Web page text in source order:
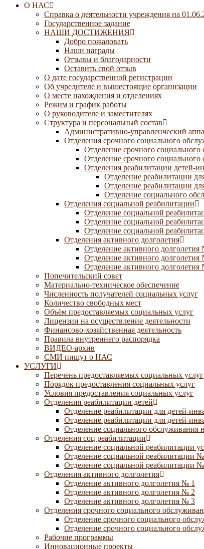
О НАС
Справка о деятельности учреждения на
Государственное задание
НАШИ ДОСТИЖЕНИЯ
Добро пожаловать
Наши награды
Отзывы и благодарности
Оставить свой отзыв
О дате государственной регистрации
Об учредителе и вышестоящие организации
О месте нахождения и отделениях
Режим и график работы
О руководителе и заместителях
Структура и персональный состав
Административно-управленческий
Отделения срочного социального
Отделение срочного
Отделение срочного
Отделения реабилитации детей-
Отделение реабилитации
Отделение реабилитации
Отделение социального
Отделения социальной реабилитации
Отделение социальной
Отделение социальной
Отделение социальной
Отделения активного долголетия
Отделение активного
Отделение активного
Отделение активного
Попечительский совет
Материально-техническое обеспечение
Численность получателей социальных услуг
Количество свободных мест
Объём предоставляемых социальных услуг
Лицензии на осуществление деятельности
Финансово-хозяйственная деятельность
Правила внутреннего распорядка
ВИДЕО-архив
СМИ пишут о НАС
УСЛУГИ
Перечень предоставляемых социальных услуг
Порядок предоставления социальных услуг
Условия предоставления социальных услуг
Отделения реабилитации детей
Отделение реабилитации для детей-
Отделение реабилитации для детей-
Отделение социального обслуживания
Отделения соц реабилитации
Отделение социальной реабилитации
Отделение социальной реабилитации
Отделение социальной реабилитации
Отделения активного долголетия
Отделение активного долголетия № 1
Отделение активного долголетия № 2
Отделение активного долголетия № 3
Отделения срочного социального
Отделение срочного социального
Отделение срочного социального
Рабочие программы
Инновационные проекты